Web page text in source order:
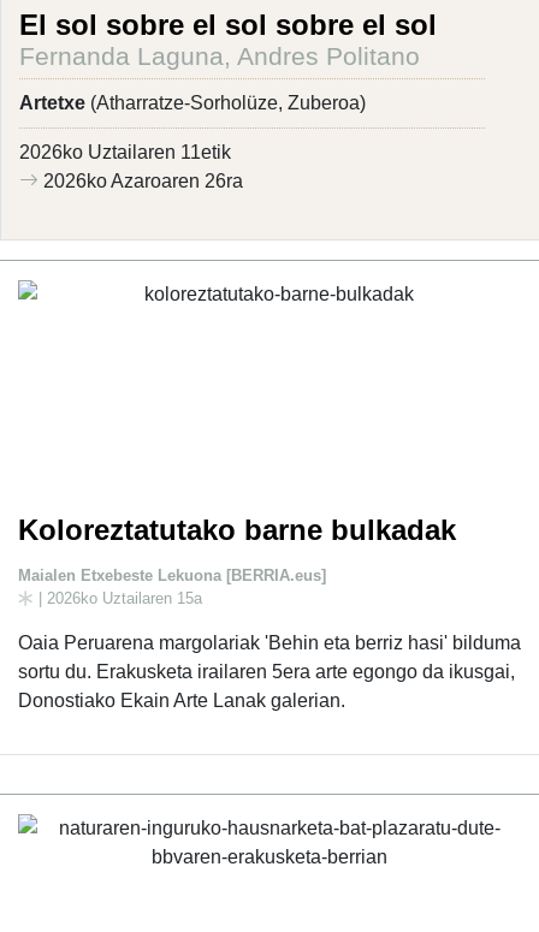
El sol sobre el sol sobre el sol
Fernanda Laguna, Andres Politano
Artetxe (Atharratze-Sorholüze, Zuberoa)
2026ko Uztailaren 11etik
2026ko Azaroaren 26ra
Koloreztatutako barne bulkadak
Maialen Etxebeste Lekuona [BERRIA.eus]
| 2026ko Uztailaren 15a
Oaia Peruarena margolariak 'Behin eta berriz hasi' bilduma
sortu du. Erakusketa irailaren 5era arte egongo da ikusgai,
Donostiako Ekain Arte Lanak galerian.